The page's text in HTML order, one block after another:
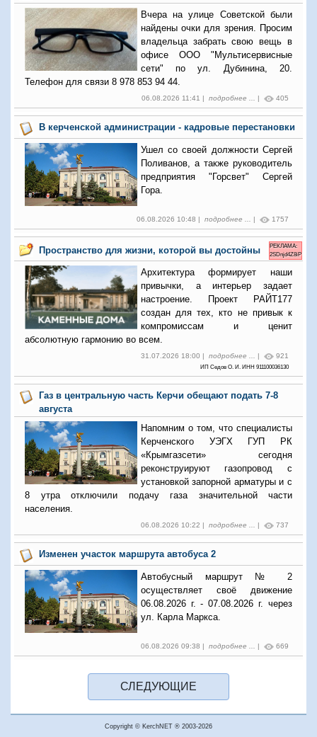
Вчера на улице Советской были
найдены очки для зрения. Просим
владельца забрать свою вещь в
офисе ООО "Мультисервисные
сети" по ул. Дубинина, 20.
Телефон для связи 8 978 853 94 44.
06.08.2026 11:41 | подробнее ... | 405
В керченской администрации - кадровые перестановки
Ушел со своей должности Сергей
Поливанов, а также руководитель
предприятия "Горсвет" Сергей
Гора.
06.08.2026 10:48 | подробнее ... | 1757
Пространство для жизни, которой вы достойны
РЕКЛАМА:
2SDnjd4Z8iP
Архитектура формирует наши
привычки, а интерьер задает
настроение. Проект РАЙТ177
создан для тех, кто не привык к
компромиссам и ценит
абсолютную гармонию во всем.
31.07.2026 18:00 | подробнее ... | 921
ИП Седов О. И. ИНН 911100036130
Газ в центральную часть Керчи обещают подать 7-8
августа
Напомним о том, что специалисты
Керченского УЭГХ ГУП РК
«Крымгазсети» сегодня
реконструируют газопровод с
установкой запорной арматуры и с
8 утра отключили подачу газа значительной части
населения.
06.08.2026 10:22 | подробнее ... | 737
Изменен участок маршрута автобуса 2
Автобусный маршрут № 2
осуществляет своё движение
06.08.2026 г. - 07.08.2026 г. через
ул. Карла Маркса.
06.08.2026 09:38 | подробнее ... 669
Copyright © KerchNET ® 2003-2026